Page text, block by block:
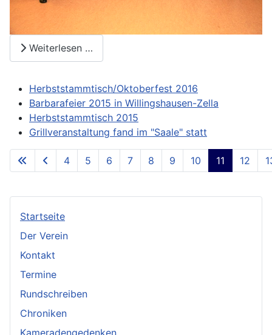
Startseite
Der Verein
Kontakt
Termine
Rundschreiben
Chroniken
Kameradengedenken
Weiterlesen …
Herbststammtisch/Oktoberfest 2016
Barbarafeier 2015 in Willingshausen-Zella
Herbststammtisch 2015
Grillveranstaltung fand im "Saale" statt
Seite 11 von 13
4 5 6 7 8 9 10 11 12